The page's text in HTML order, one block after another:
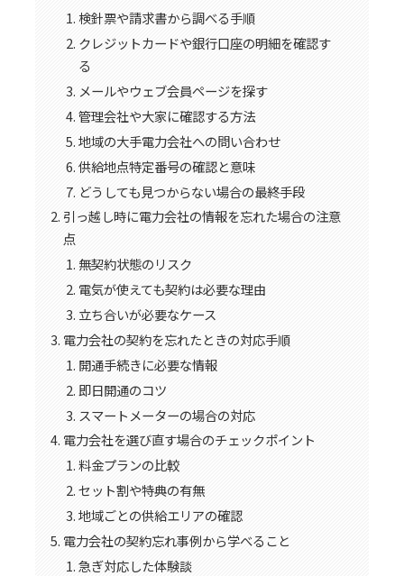
検針票や請求書から調べる手順
クレジットカードや銀行口座の明細を確認す
る
メールやウェブ会員ページを探す
管理会社や大家に確認する方法
地域の大手電力会社への問い合わせ
供給地点特定番号の確認と意味
どうしても見つからない場合の最終手段
引っ越し時に電力会社の情報を忘れた場合の注意
点
無契約状態のリスク
電気が使えても契約は必要な理由
立ち合いが必要なケース
電力会社の契約を忘れたときの対応手順
開通手続きに必要な情報
即日開通のコツ
スマートメーターの場合の対応
電力会社を選び直す場合のチェックポイント
料金プランの比較
セット割や特典の有無
地域ごとの供給エリアの確認
電力会社の契約忘れ事例から学べること
急ぎ対応した体験談